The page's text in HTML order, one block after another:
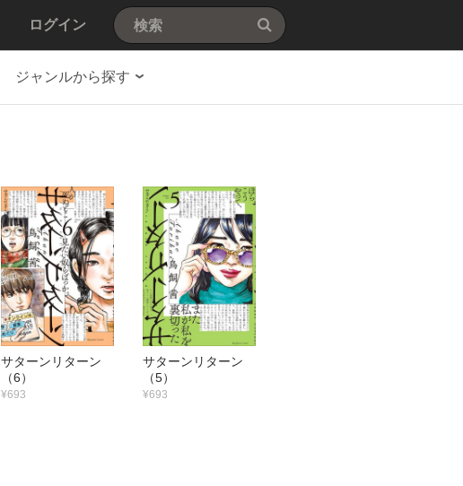
ログイン
ジャンルから探す
サターンリターン
（6）
¥693
サターンリターン
（5）
¥693